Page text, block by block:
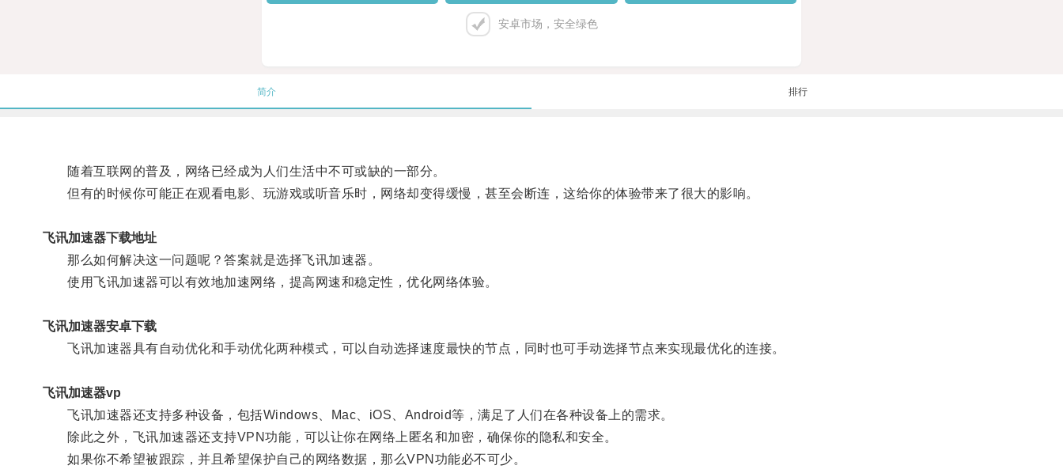
安卓市场，安全绿色
简介 排行
随着互联网的普及，网络已经成为人们生活中不可或缺的一部分。
但有的时候你可能正在观看电影、玩游戏或听音乐时，网络却变得缓慢，甚至会断连，这给你的体验带来了很大的影响。
飞讯加速器下载地址
那么如何解决这一问题呢？答案就是选择飞讯加速器。
使用飞讯加速器可以有效地加速网络，提高网速和稳定性，优化网络体验。
飞讯加速器安卓下载
飞讯加速器具有自动优化和手动优化两种模式，可以自动选择速度最快的节点，同时也可手动选择节点来实现最优化的连接。
飞讯加速器vp
飞讯加速器还支持多种设备，包括Windows、Mac、iOS、Android等，满足了人们在各种设备上的需求。
除此之外，飞讯加速器还支持VPN功能，可以让你在网络上匿名和加密，确保你的隐私和安全。
如果你不希望被跟踪，并且希望保护自己的网络数据，那么VPN功能必不可少。